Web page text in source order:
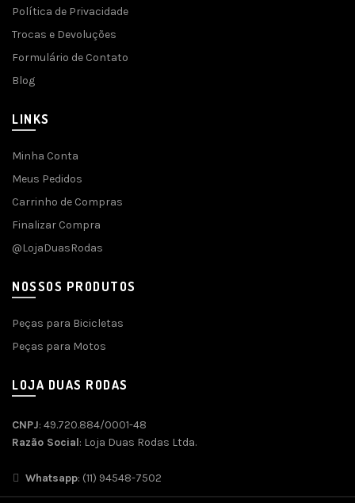
Política de Privacidade
Trocas e Devoluções
Formulário de Contato
Blog
LINKS
Minha Conta
Meus Pedidos
Carrinho de Compras
Finalizar Compra
@LojaDuasRodas
NOSSOS PRODUTOS
Peças para Bicicletas
Peças para Motos
LOJA DUAS RODAS
CNPJ: 49.720.884/0001-48
Razão Social: Loja Duas Rodas Ltda.
Whatsapp: (11) 94548-7502